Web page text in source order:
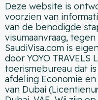
Deze website is
voorzien van
van de benodigde
visumaanvraag,
SaudiVisa.com is
door YOYO TRAVELS
toerismebureau dat
afdeling Economie
van Dubai